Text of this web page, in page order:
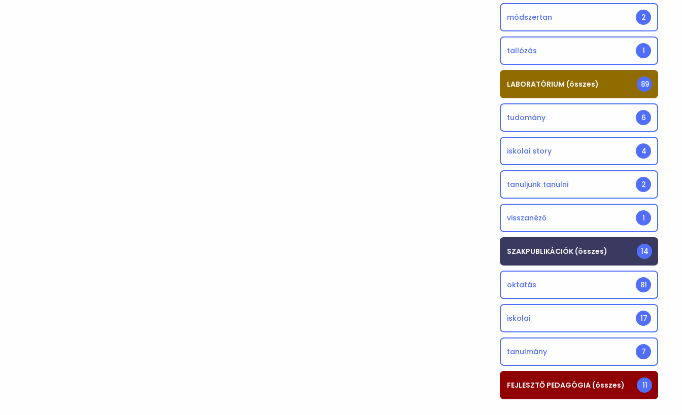
módszertan 2
tallózás 1
LABORATÓRIUM (összes) 89
tudomány 6
iskolai story 4
tanuljunk tanulni 2
visszanéző 1
SZAKPUBLIKÁCIÓK (összes) 14
oktatás 81
iskolai 17
tanulmány 7
FEJLESZTŐ PEDAGÓGIA (összes) 11